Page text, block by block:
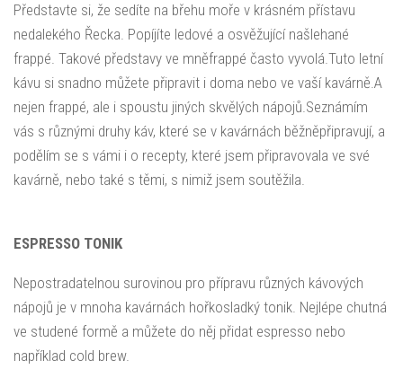
Představte si, že sedíte na břehu moře v krásném přístavu
nedalekého Řecka. Popíjíte ledové a osvěžující našlehané
frappé. Takové představy ve mněfrappé často vyvolá.Tuto letní
kávu si snadno můžete připravit i doma nebo ve vaší kavárně.A
nejen frappé, ale i spoustu jiných skvělých nápojů.Seznámím
vás s různými druhy káv, které se v kavárnách běžněpřipravují, a
podělím se s vámi i o recepty, které jsem připravovala ve své
kavárně, nebo také s těmi, s nimiž jsem soutěžila.
ESPRESSO TONIK
Nepostradatelnou surovinou pro přípravu různých kávových
nápojů je v mnoha kavárnách hořkosladký tonik. Nejlépe chutná
ve studené formě a můžete do něj přidat espresso nebo
například cold brew.